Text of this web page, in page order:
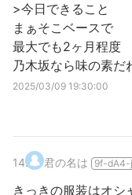
>今日できること
まぁそこベースで
最大でも2ヶ月程度
乃木坂なら味の素だ
2025/03/09 19:30:00
14. 君の名は 9f-
きっきの服装はオシ